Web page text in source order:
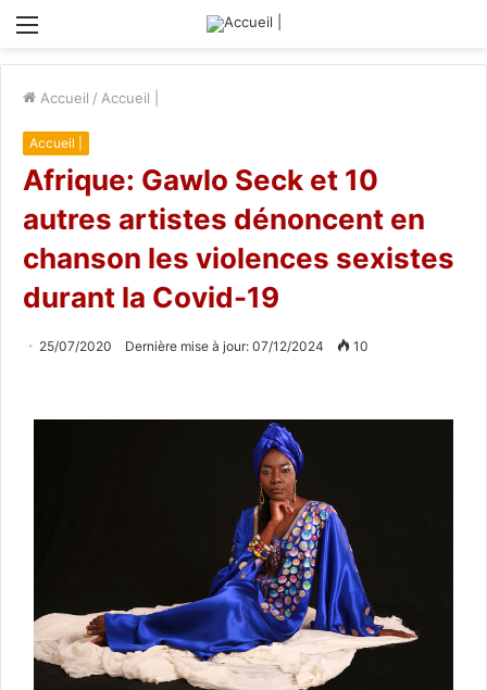
Menu
Accueil / Accueil |
Accueil |
Afrique: Gawlo Seck et 10
autres artistes dénoncent en
chanson les violences sexistes
durant la Covid-19
25/07/2020 Dernière mise à jour: 07/12/2024 10